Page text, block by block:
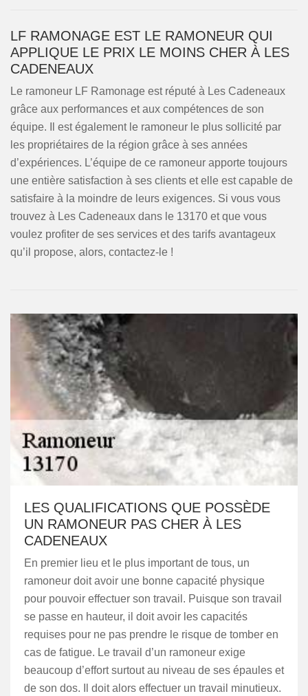
LF RAMONAGE EST LE RAMONEUR QUI
APPLIQUE LE PRIX LE MOINS CHER À LES
CADENEAUX
Le ramoneur LF Ramonage est réputé à Les Cadeneaux
grâce aux performances et aux compétences de son
équipe. Il est également le ramoneur le plus sollicité par
les propriétaires de la région grâce à ses années
d’expériences. L’équipe de ce ramoneur apporte toujours
une entière satisfaction à ses clients et elle est capable de
satisfaire à la moindre de leurs exigences. Si vous vous
trouvez à Les Cadeneaux dans le 13170 et que vous
voulez profiter de ses services et des tarifs avantageux
qu’il propose, alors, contactez-le !
LES QUALIFICATIONS QUE POSSÈDE
UN RAMONEUR PAS CHER À LES
CADENEAUX
En premier lieu et le plus important de tous, un
ramoneur doit avoir une bonne capacité physique
pour pouvoir effectuer son travail. Puisque son travail
se passe en hauteur, il doit avoir les capacités
requises pour ne pas prendre le risque de tomber en
cas de fatigue. Le travail d’un ramoneur exige
beaucoup d’effort surtout au niveau de ses épaules et
de son dos. Il doit alors effectuer un travail minutieux.